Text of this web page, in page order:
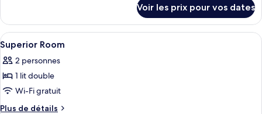
Family
Villa
le
type
de
chambre
Family
Villa
Voir les prix pour vos dates
Afficher
toutes
les
photos
pour
ce
4
Superior Room
2 personnes
1 lit double
Wi-Fi gratuit
Plus de détails
Plus